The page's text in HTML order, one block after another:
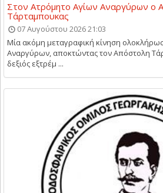
Στον Ατρόμητο Αγίων Αναργύρων ο
Τάρταμπουκας
07 Αυγούστου 2026 21:03
Μία ακόμη μεταγραφική κίνηση
Αναργύρων, αποκτώντας τον Απόστολη
δεξιός εξτρέμ ...